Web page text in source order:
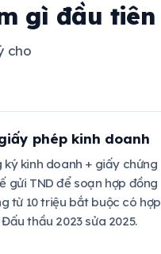
gì đầu tiên
cho
phép kinh doanh
kinh doanh + giấy chứng
gửi TND để soạn hợp đồng
từ 10 triệu bắt buộc có hợp
thầu 2023 sửa 2025.